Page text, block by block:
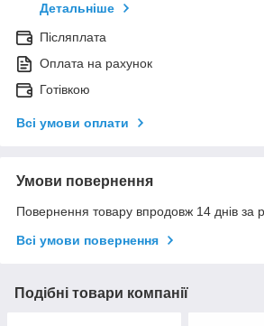
Детальніше
Післяплата
Оплата на рахунок
Готівкою
Всі умови оплати
Умови повернення
Повернення товару впродовж 14 днів за
Всі умови повернення
Подібні товари компанії